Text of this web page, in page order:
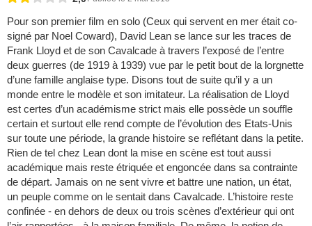
Pour son premier film en solo (Ceux qui servent en mer était co-
signé par Noel Coward), David Lean se lance sur les traces de
Frank Lloyd et de son Cavalcade à travers l’exposé de l’entre
deux guerres (de 1919 à 1939) vue par le petit bout de la lorgnette
d’une famille anglaise type. Disons tout de suite qu’il y a un
monde entre le modèle et son imitateur. La réalisation de Lloyd
est certes d’un académisme strict mais elle possède un souffle
certain et surtout elle rend compte de l’évolution des Etats-Unis
sur toute une période, la grande histoire se reflétant dans la petite.
Rien de tel chez Lean dont la mise en scène est tout aussi
académique mais reste étriquée et engoncée dans sa contrainte
de départ. Jamais on ne sent vivre et battre une nation, un état,
un peuple comme on le sentait dans Cavalcade. L’histoire reste
confinée - en dehors de deux ou trois scènes d’extérieur qui ont